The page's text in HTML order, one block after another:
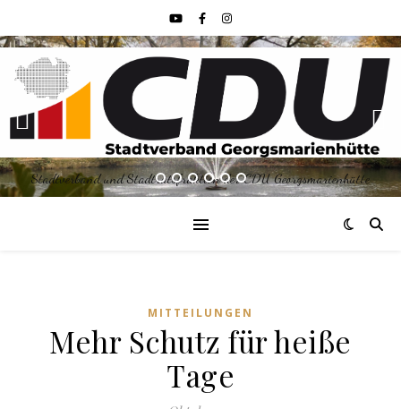
Stadtverband und Stadtratsfraktion der CDU Georgsmarienhütte
MITTEILUNGEN
Mehr Schutz für heiße
Tage